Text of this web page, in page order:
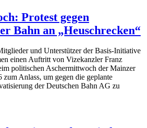
Protest gegen
Bahn an „Heuschrecken“
und Unterstützer der Basis-Initiative
einen Auftritt von Vizekanzler Franz
politischen Aschermittwoch der Mainzer
zum Anlass, um gegen die geplante
der Deutschen Bahn AG zu